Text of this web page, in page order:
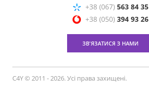
+38 (067) 563 84 35
+38 (050) 394 93 26
ЗВ'ЯЗАТИСЯ З НАМИ
C4Y © 2011 - 2026. Усі права захищені.